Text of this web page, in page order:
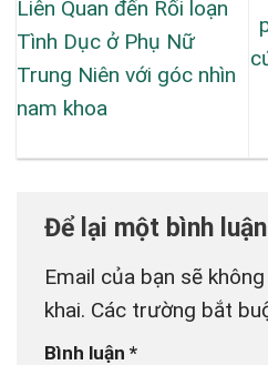
Liên Quan đến Rối loạn
Tình Dục ở Phụ Nữ
Trung Niên với góc nhìn
nam khoa
Để lại một bình luận
Email của bạn sẽ
khai. Các trường bắt
Bình luận *